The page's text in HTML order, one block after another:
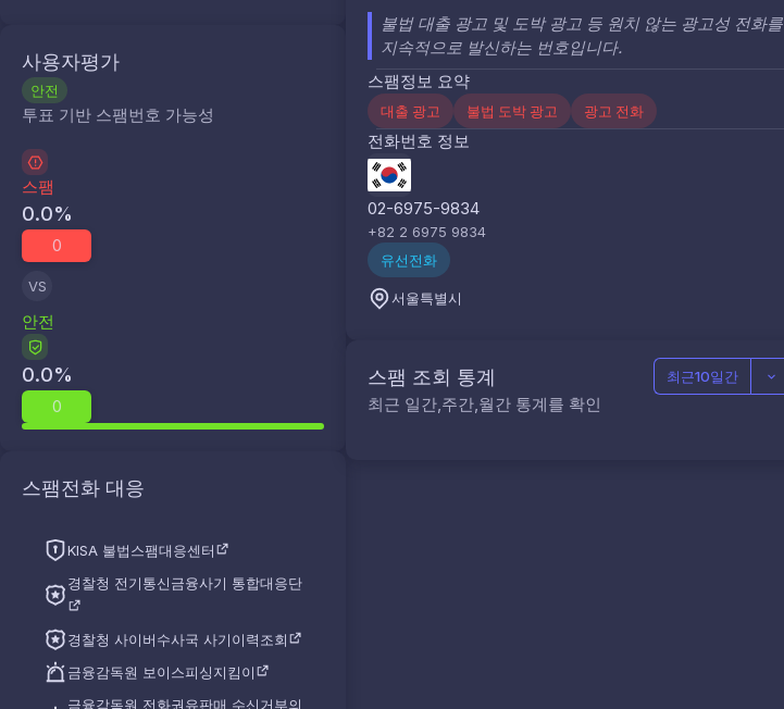
사용자평가
안전
투표 기반 스팸번호 가능성
스팸
0.0%
0
VS
안전
0.0%
0
스팸전화 대응
KISA 불법스팸대응센터
경찰청 전기통신금융사기 통합대응단
경찰청 사이버수사국 사기이력조회
금융감독원 보이스피싱지킴이
금융감독원 전화권유판매 수신거부의
불법 대출 광고 및 도박 광고 등 원치 않는 광고성 전화를
지속적으로 발신하는 번호입니다.
스팸정보 요약
대출 광고 불법 도박 광고 광고 전화
전화번호 정보
02-6975-9834
+82 2 6975 9834
유선전화
서울특별시
스팸 조회 통계
최근 일간,주간,월간 통계를 확인
최근10일간